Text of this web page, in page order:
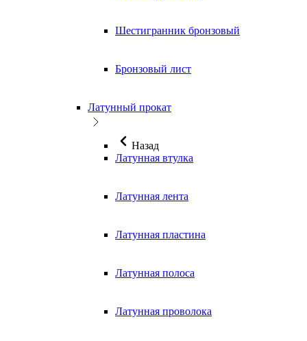
Шестигранник бронзовый
Бронзовый лист
Латунный прокат
Назад
Латунная втулка
Латунная лента
Латунная пластина
Латунная полоса
Латунная проволока